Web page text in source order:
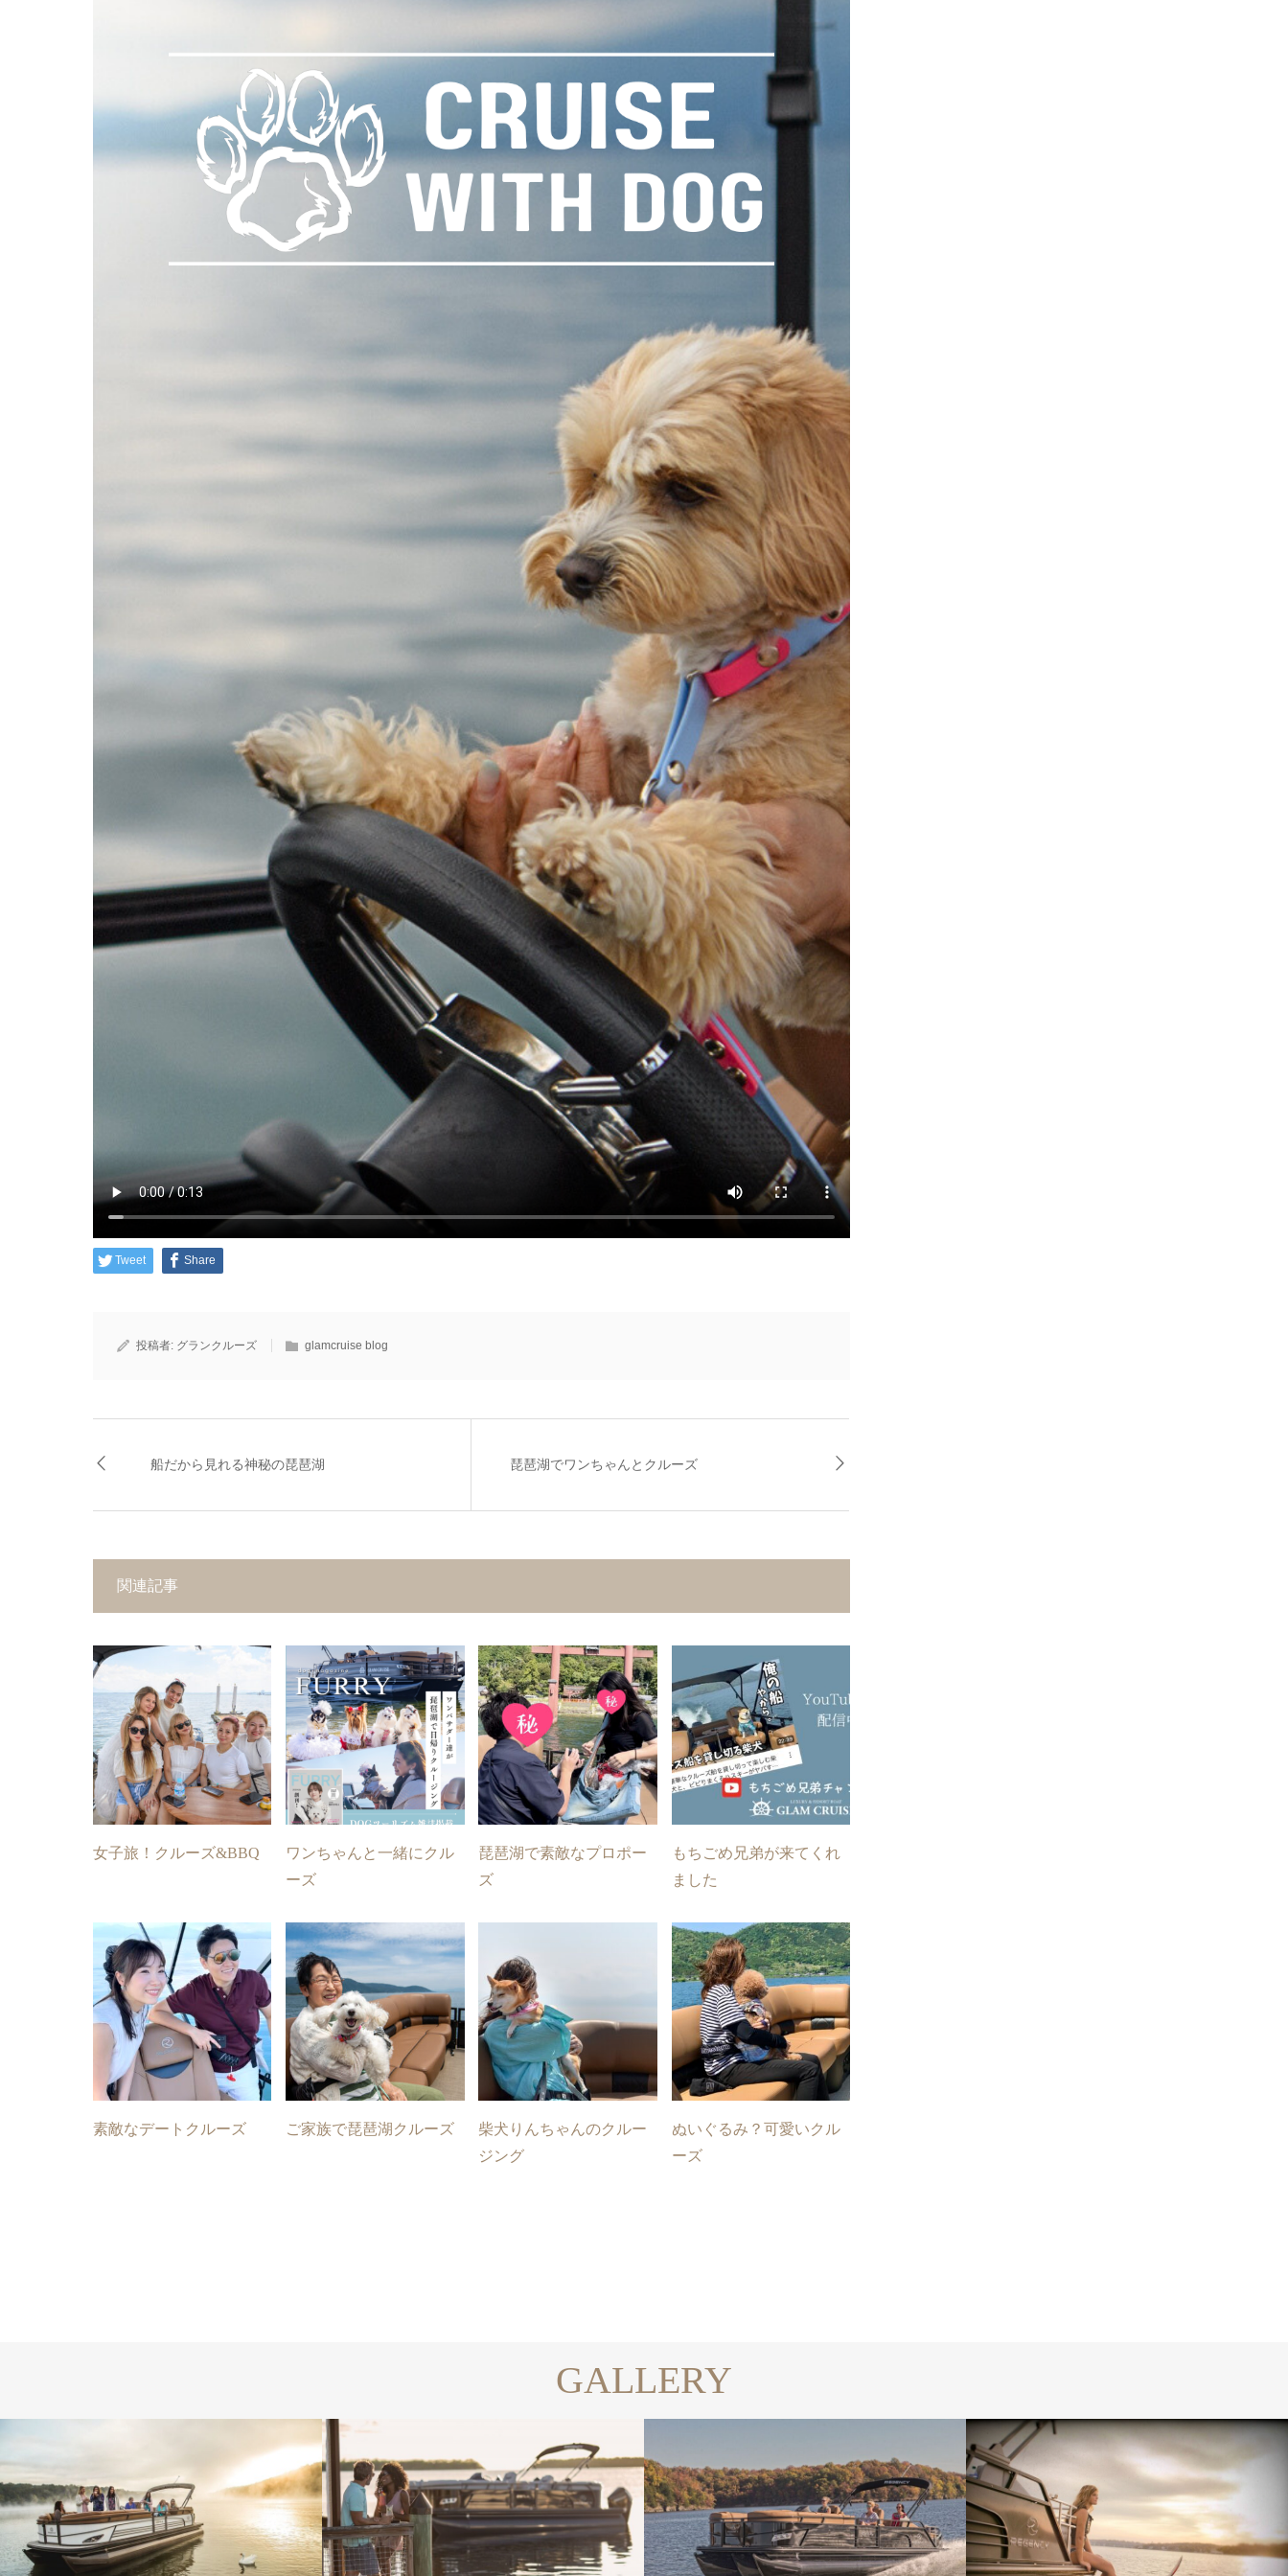
Tweet Share
投稿者: グランクルーズ glamcruise blog
船だから見れる神秘の琵琶湖 琵琶湖でワンちゃんとクルーズ
関連記事
女子旅！クルーズ&BBQ
ワンちゃんと一緒にクル
ーズ
琵琶湖で素敵なプロポー
ズ
もちごめ兄弟が来てくれ
ました
素敵なデートクルーズ ご家族で琵琶湖クルーズ
柴犬りんちゃんのクルー
ジング
ぬいぐるみ？可愛いクル
ーズ
GALLERY